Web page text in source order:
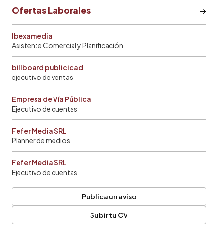
Ofertas Laborales
Ibexamedia
Asistente Comercial y Planificación
billboard publicidad
ejecutivo de ventas
Empresa de Vía Pública
Ejecutivo de cuentas
Fefer Media SRL
Planner de medios
Fefer Media SRL
Ejecutivo de cuentas
Publica un aviso
Subir tu CV